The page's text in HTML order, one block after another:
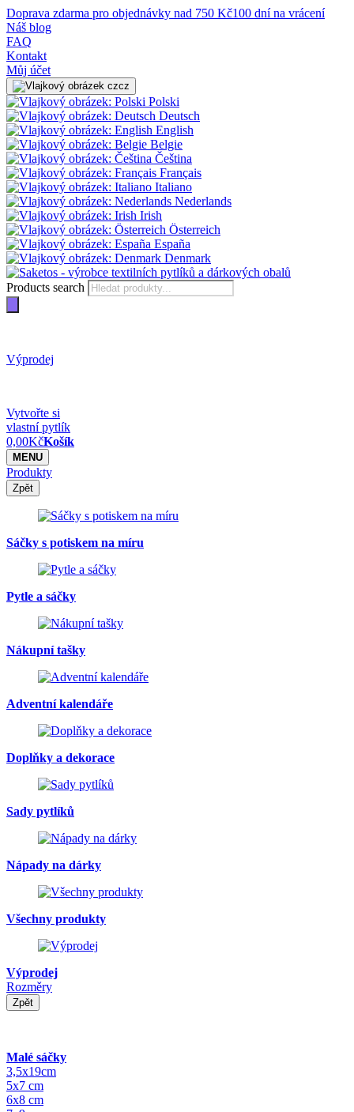
Doprava zdarma pro objednávky nad 750 Kč100 dní na vrácení
Náš blog
FAQ
Kontakt
Můj účet
cz
Polski
Deutsch
English
Belgie
Čeština
Français
Italiano
Nederlands
Irish
Österreich
España
Denmark
Products search
Výprodej
Vytvořte si
vlastní pytlík
0,00KčKošík
MENU
Produkty
Zpět
Sáčky s potiskem na míru
Pytle a sáčky
Nákupní tašky
Adventní kalendáře
Doplňky a dekorace
Sady pytlíků
Nápady na dárky
Všechny produkty
Výprodej
Rozměry
Zpět
Malé sáčky
3,5x19cm
5x7 cm
6x8 cm